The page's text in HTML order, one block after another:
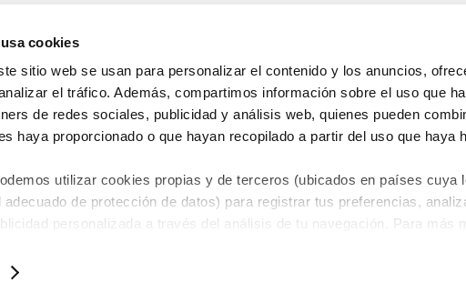
cookies
sitio web se usan para personalizar el contenido y los anuncios,
el tráfico. Además, compartimos información sobre el uso que
de redes sociales, publicidad y análisis web, quienes pueden
haya proporcionado o que hayan recopilado a partir del uso que haya
utilizar cookies propias y de terceros (ubicados en países cuya
adecuado de protección de datos) para registrar tus preferencias,
personalizada a través del análisis de tu navegación. Para más